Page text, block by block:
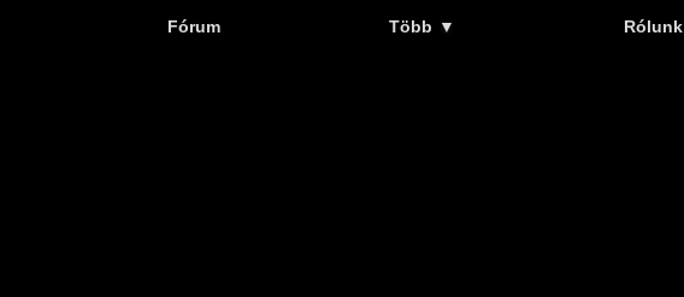
Fórum Több ▼ Rólunk